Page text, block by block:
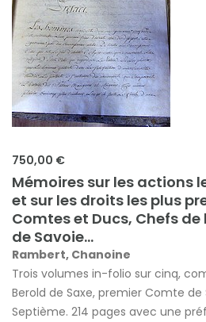
750,00 €
Mémoires sur les actions
et sur les droits les plus
Comtes et Ducs, Chefs
de Savoie...
Rambert, Chanoine
Trois volumes in-folio sur cinq,
Berold de Saxe, premier Comte
Septième. 214 pages avec une